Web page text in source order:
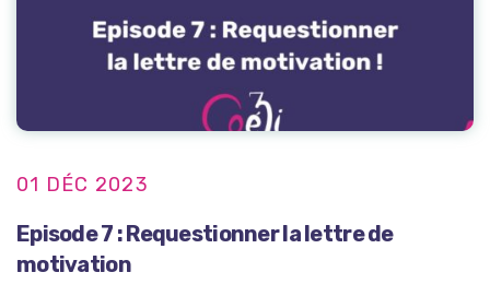
01 DÉC 2023
Episode 7 : Requestionner la lettre de
motivation